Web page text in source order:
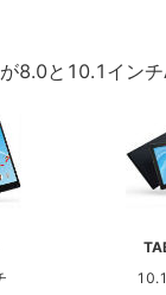
8.0と10.1イン